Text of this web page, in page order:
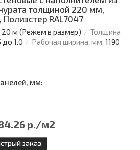
толщиной 220 мм,
RAL7047
20 м (Режем в размер)
Толщина
1.0 Рабочая ширина, мм: 1190
мм:
р./м2
заказ